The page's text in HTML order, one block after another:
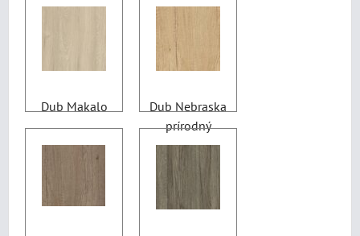
Dub Makalo
Dub Nebraska
prírodný